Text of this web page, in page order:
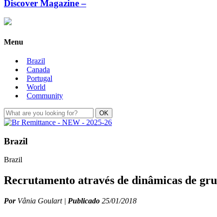
Discover Magazine –
Menu
Brazil
Canada
Portugal
World
Community
Brazil
Brazil
Recrutamento através de dinâmicas de
PorVânia Goulart | Publicado 25/01/2018